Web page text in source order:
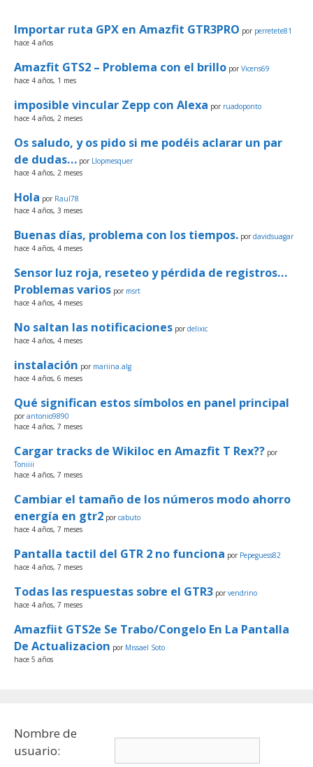
Importar ruta GPX en Amazfit GTR3PRO por perretete81
hace 4 años
Amazfit GTS2 – Problema con el brillo porVicens69
hace 4 años, 1 mes
imposible vincular Zepp con Alexa por ruadoponto
hace 4 años, 2 meses
Os saludo, y os pido si me podéis aclarar un par
de dudas… por Llopmesquer
hace 4 años, 2 meses
Hola por Raul78
hace 4 años, 3 meses
Buenas días, problema con los tiempos. pordavidsuagar
hace 4 años, 4 meses
Sensor luz roja, reseteo y pérdida de registros…
Problemas varios por msrt
hace 4 años, 4 meses
No saltan las notificaciones pordelixic
hace 4 años, 4 meses
instalación por mariina.alg
hace 4 años, 6 meses
Qué significan estos símbolos en panel principal
porantonio9890
hace 4 años, 7 meses
Cargar tracks de Wikiloc en Amazfit T Rex?? por
Toniiii
hace 4 años, 7 meses
Cambiar el tamaño de los números modo ahorro
energía en gtr2 porcabuto
hace 4 años, 7 meses
Pantalla tactil del GTR 2 no funciona por Pepeguess82
hace 4 años, 7 meses
Todas las respuestas sobre el GTR3 porvendrino
hace 4 años, 7 meses
Amazfiit GTS2e Se Trabo/Congelo En La Pantalla
De Actualizacion por Missael Soto
hace 5 años
Nombre de
usuario: